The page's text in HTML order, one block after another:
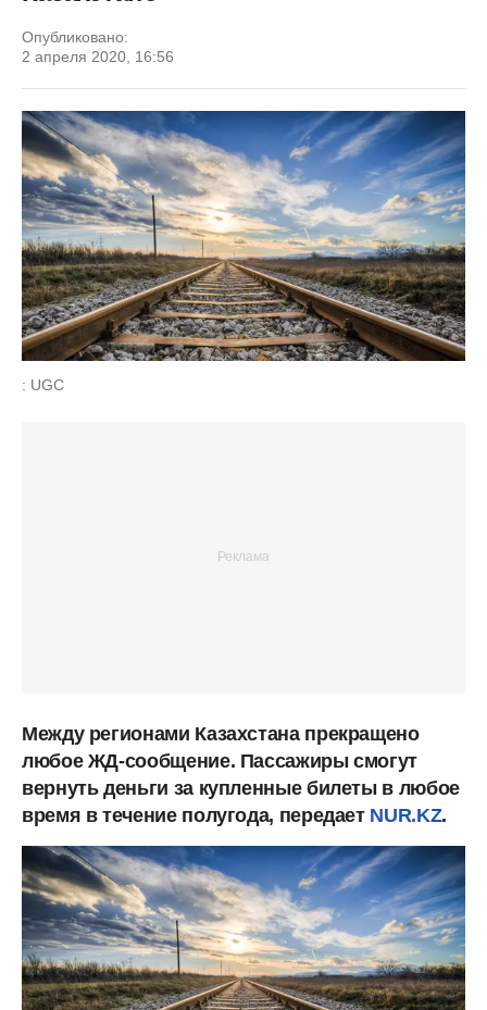
Опубликовано:
2 апреля 2020, 16:56
: UGC
Между регионами Казахстана прекращено
любое ЖД-сообщение. Пассажиры смогут
вернуть деньги за купленные билеты в любое
время в течение полугода, передает NUR.KZ.